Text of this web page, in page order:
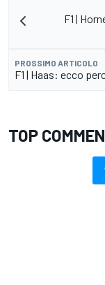
F1 |
PROSSIMO ARTICOLO
F1 | Haas: ecco
TOP